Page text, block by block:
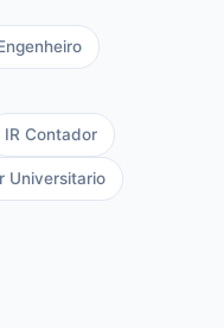
IR Contador
Universitario